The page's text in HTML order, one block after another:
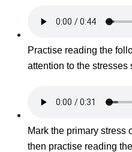
Practise reading the
attention to the stresses
Mark the primary stress
then practise reading